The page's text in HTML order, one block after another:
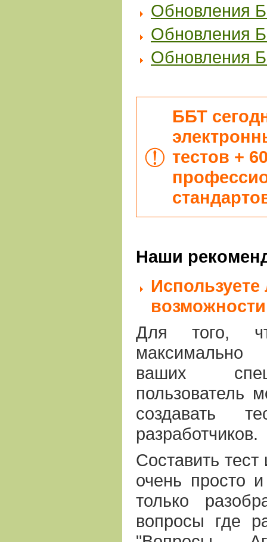
Обновления
Обновления
Обновления
ББТ
тестов +
Наши
Для того,
ваших
пользователь
создавать
разработчиков.
Составить
очень просто
только
вопросы где